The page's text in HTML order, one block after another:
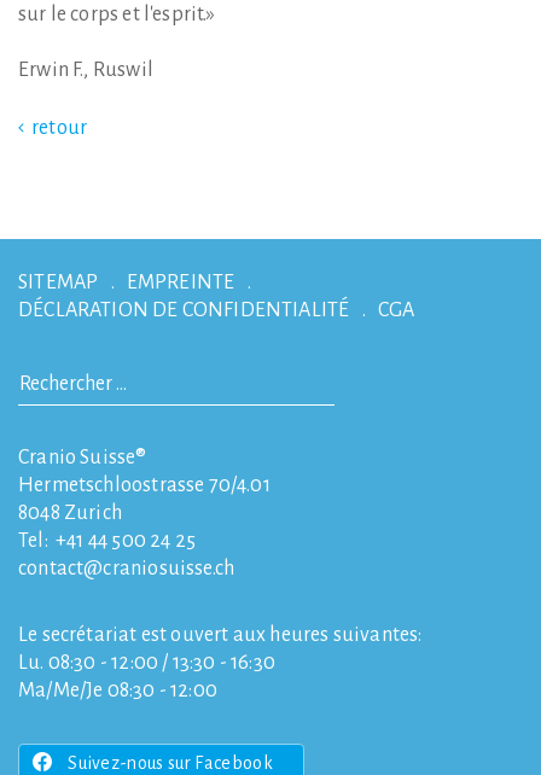
sur le corps et l'esprit.»
Erwin F., Ruswil
retour
SITEMAP
EMPREINTE
DÉCLARATION DE CONFIDENTIALITÉ
CGA
Cranio Suisse®
Hermetschloostrasse 70/4.01
8048 Zurich
Tel: +41 44 500 24 25
contact
craniosuisse.ch
Le secrétariat est ouvert aux heures suivantes:
Lu. 08:30 - 12:00 / 13:30 - 16:30
Ma/Me/Je 08:30 - 12:00
Suivez-nous sur Facebook